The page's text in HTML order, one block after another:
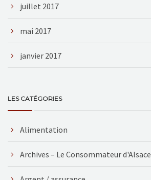
juillet 2017
mai 2017
janvier 2017
LES CATÉGORIES
Alimentation
Archives – Le Consommateur d'Alsace